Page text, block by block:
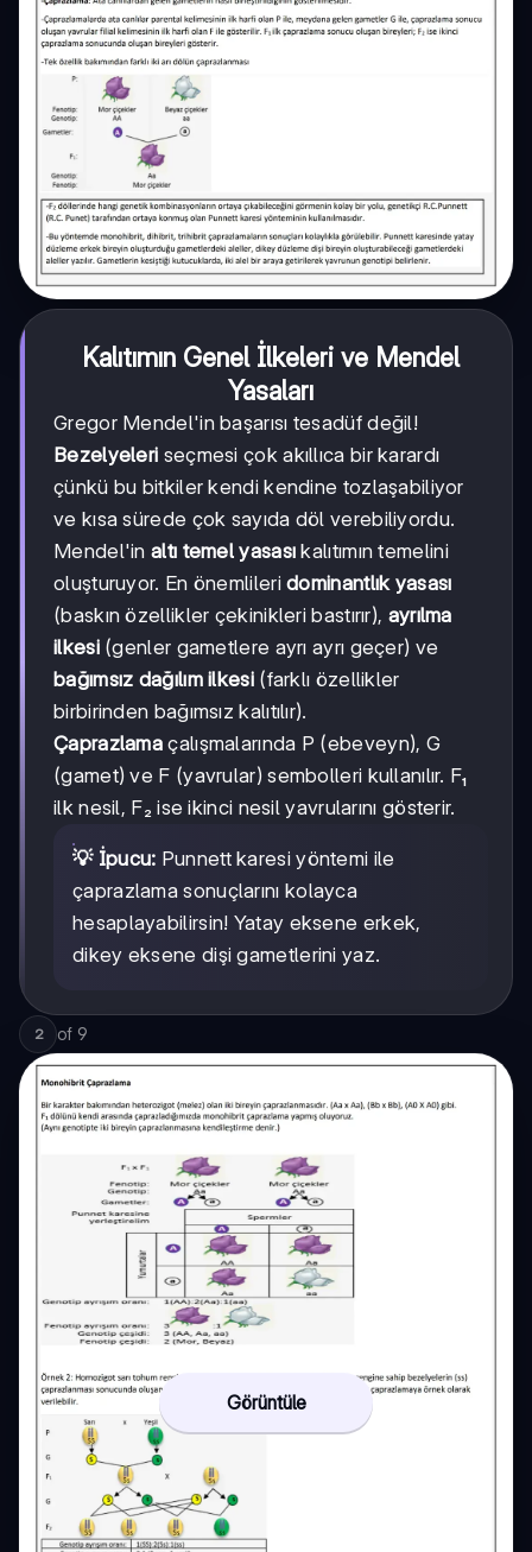
Kalıtımın Genel İlkeleri ve Mendel
Yasaları
Gregor Mendel'in başarısı tesadüf değil!
Bezelyeleri seçmesi çok akıllıca bir karardı
çünkü bu bitkiler kendi kendine tozlaşabiliyor
ve kısa sürede çok sayıda döl verebiliyordu.
Mendel'in altı temel yasası kalıtımın temelini
oluşturuyor. En önemlileridominantlık yasası
(baskın özellikler çekinikleri bastırır), ayrılma
ilkesi(genler gametlere ayrı ayrı geçer) ve
bağımsız dağılım ilkesi(farklı özellikler
birbirinden bağımsız kalıtılır).
Çaprazlama çalışmalarında P (ebeveyn), G
(gamet) ve F (yavrular) sembolleri kullanılır. F₁
ilk nesil, F₂ ise ikinci nesil yavrularını gösterir.
💡 İpucu: Punnett karesi yöntemi ile
çaprazlama sonuçlarını kolayca
hesaplayabilirsin! Yatay eksene erkek,
dikey eksene dişi gametlerini yaz.
2 of 9
Görüntüle